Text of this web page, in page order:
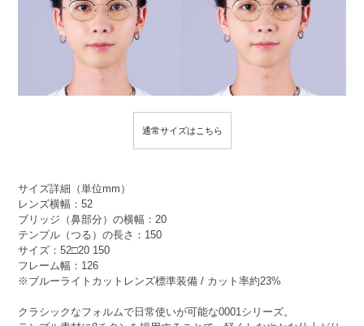
通常サイズはこちら
サイズ詳細（単位mm）
レンズ横幅：52
ブリッジ（鼻部分）の横幅：20
テンプル（つる）の長さ：150
サイズ：52□20 150
フレーム幅：126
※ブルーライトカットレンズ標準装備 / カット率約23%
クラシックなフォルムで日常使いが可能な0001シリーズ。